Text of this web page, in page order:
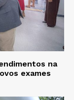
na
exames